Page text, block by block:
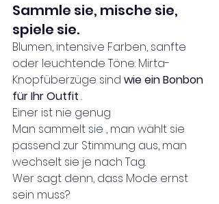
Sammle sie, mische sie,
spiele sie.
Blumen, intensive Farben, sanfte
oder leuchtende Töne: Mirta-
Knopfüberzüge sind wie ein Bonbon
für Ihr Outfit .
Einer ist nie genug
Man sammelt sie , man wählt sie
passend zur Stimmung aus, man
wechselt sie je nach Tag.
Wer sagt denn, dass Mode ernst
sein muss?